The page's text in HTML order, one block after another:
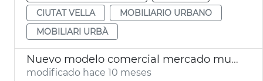
CIUTAT VELLA
MOBILIARIO URBANO
MOBILIARI URBÀ
Nuevo modelo comercial mercado municipal Mossén Sorell València
modificado hace 10 meses